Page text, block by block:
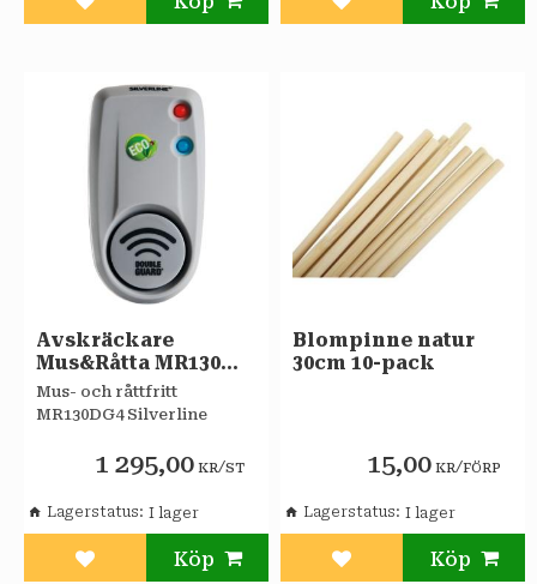
Lägg till i favoriter Lägg till i favoriter
Avskräckare
Mus&Råtta MR130
DG4
​Mus- och råttfritt
MR130DG4 Silverline
1 295,00 KR/ST
Lägg till i favoriter
Lagerstatus
Blompinne natur
30cm 10-pack
15,00 KR/FÖRP
Lägg till i favoriter
Lagerstatus